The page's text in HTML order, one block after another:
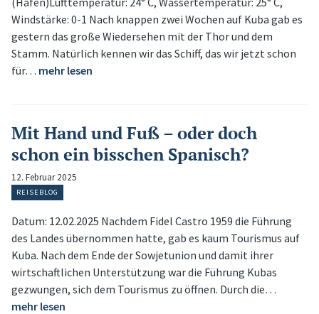
Windstärke: 0-1 Nach knappen zwei Wochen auf Kuba gab es
gestern das große Wiedersehen mit der Thor und dem
Stamm. Natürlich kennen wir das Schiff, das wir jetzt schon
für… mehr lesen
Mit Hand und Fuß – oder doch
schon ein bisschen Spanisch?
12. Februar 2025
REISEBLOG
Datum: 12.02.2025 Nachdem Fidel Castro 1959 die Führung
des Landes übernommen hatte, gab es kaum Tourismus auf
Kuba. Nach dem Ende der Sowjetunion und damit ihrer
wirtschaftlichen Unterstützung war die Führung Kubas
gezwungen, sich dem Tourismus zu öffnen. Durch die…
mehr lesen